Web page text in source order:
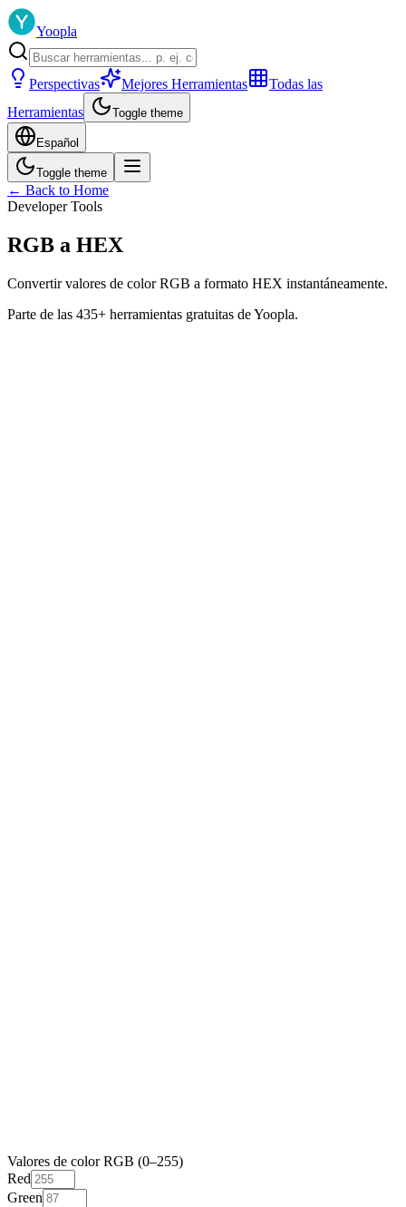
Yoopla
Perspectivas Mejores Herramientas
Todas las
Herramientas
Toggle theme
Español
Toggle theme
← Back to Home
Developer Tools
RGB a HEX
Convertir valores de color RGB a formato HEX instantáneamente.
Parte de las 435+ herramientas gratuitas de Yoopla.
Valores de color RGB (0–255)
Red
Green